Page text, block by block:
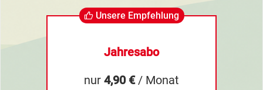
Unsere Empfehlung
Jahresabo
nur 4,90 €/ Monat